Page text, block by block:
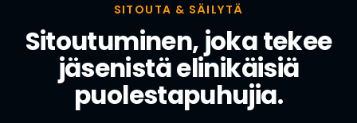
SITOUTA & SÄILYTÄ
Sitoutuminen, joka tekee
jäsenistä elinikäisiä
puolestapuhujia.